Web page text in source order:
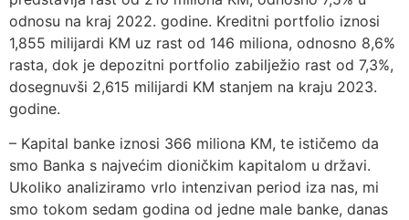
odnosu na kraj 2022. godine. Kreditni portfolio iznosi
1,855 milijardi KM uz rast od 146 miliona, odnosno 8,6%
rasta, dok je depozitni portfolio zabilježio rast od 7,3%,
dosegnuvši 2,615 milijardi KM stanjem na kraju 2023.
godine.
– Kapital banke iznosi 366 miliona KM, te ističemo da
smo Banka s najvećim dioničkim kapitalom u državi.
Ukoliko analiziramo vrlo intenzivan period iza nas, mi
smo tokom sedam godina od jedne male banke, danas